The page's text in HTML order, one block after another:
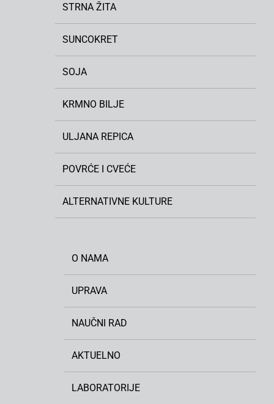
STRNA ŽITA
SUNCOKRET
SOJA
KRMNO BILJE
ULJANA REPICA
POVRĆE I CVEĆE
ALTERNATIVNE KULTURE
O NAMA
UPRAVA
NAUČNI RAD
AKTUELNO
LABORATORIJE